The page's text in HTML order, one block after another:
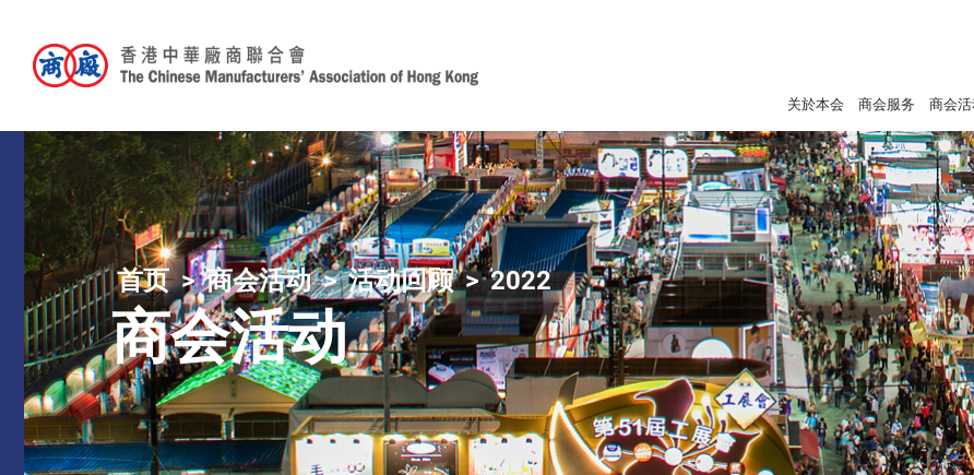
关於本会 商会服务 商会活
首页 商会活动 活动回顾 2022
商会活动